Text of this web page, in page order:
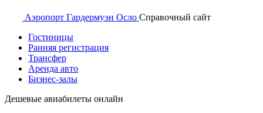
Аэропорт Гардермуэн Осло Справочный сайт
Гостиницы
Ранняя регистрация
Трансфер
Аренда авто
Бизнес-залы
Дешевые авиабилеты онлайн